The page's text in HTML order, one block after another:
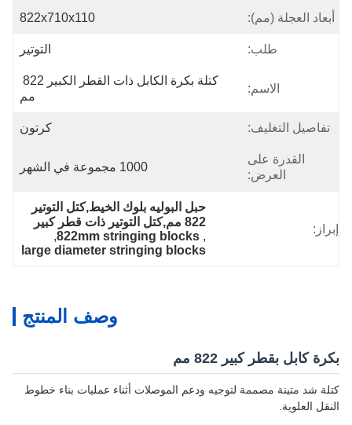
أبعاد العجلة (مم): 822x710x110
طلب: التوتير
الاسم:
كتلة بكرة الكابل ذات القطر الكبير 822
مم
تفاصيل التغليف: كرتون
القدرة على
العرض:
1000 مجموعة في الشهر
إبراز:
حبل البوليه بلوك الخيط,كتل التوتير
822 مم,كتل التوتير ذات قطر كبير
,
822mm stringing blocks
,
large diameter stringing blocks
وصف المنتج
بكرة كابل بقطر كبير 822 مم
كتلة شد متينة مصممة لتوجيه ودعم الموصلات أثناء عمليات بناء خطوط
النقل العلوية.